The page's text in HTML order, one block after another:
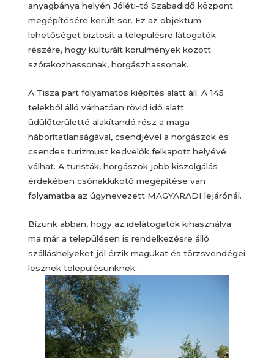
anyagbánya helyén Jóléti-tó Szabadidő központ
megépítésére került sor. Ez az objektum
lehetőséget biztosít a településre látogatók
részére, hogy kulturált körülmények között
szórakozhassonak, horgászhassonak.
A Tisza part folyamatos kiépítés alatt áll. A 145
telekből álló várhatóan rövid idő alatt
üdülőterületté alakítandó rész a maga
háborítatlanságával, csendjével a horgászok és
csendes turizmust kedvelők felkapott helyévé
válhat. A turisták, horgászok jobb kiszolgálás
érdekében csónakkikötő megépítése van
folyamatba az úgynevezett MAGYARADI lejárónál.
Bízunk abban, hogy az idelátogatók kihasználva
ma már a településen is rendelkezésre álló
szálláshelyeket jól érzik magukat és törzsvendégei
lesznek településünknek.